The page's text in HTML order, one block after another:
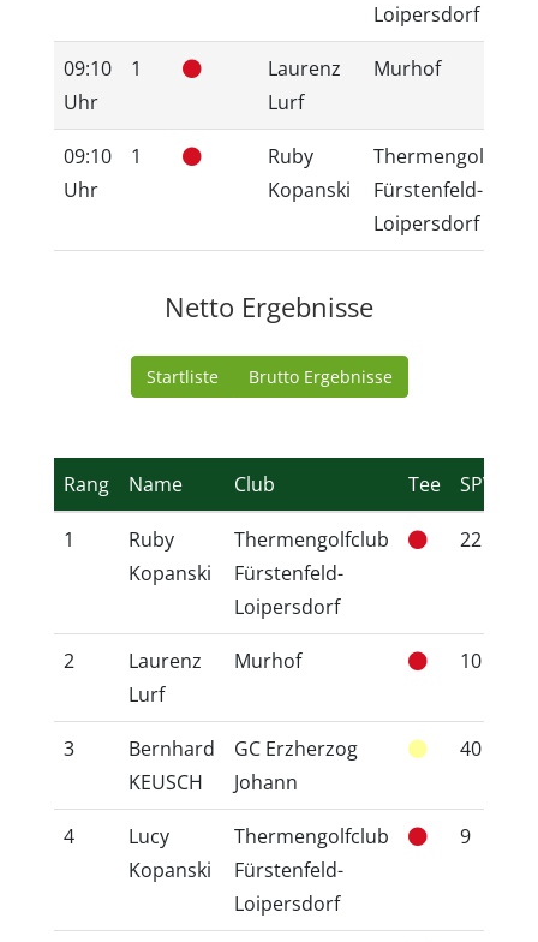
Loipersdorf
09:10
Uhr
1
Laurenz
Lurf
Murhof
09:10
Uhr
1
Ruby
Kopanski
Thermengolfclub
Fürstenfeld-
Loipersdorf
Netto Ergebnisse
Startliste Brutto Ergebnisse
Rang Name Club Tee SPVG
1
Ruby
Kopanski
Thermengolfclub
Fürstenfeld-
Loipersdorf
22
2
Laurenz
Lurf
Murhof 10
3
Bernhard
KEUSCH
GC Erzherzog
Johann
40
4
Lucy
Kopanski
Thermengolfclub
Fürstenfeld-
Loipersdorf
9